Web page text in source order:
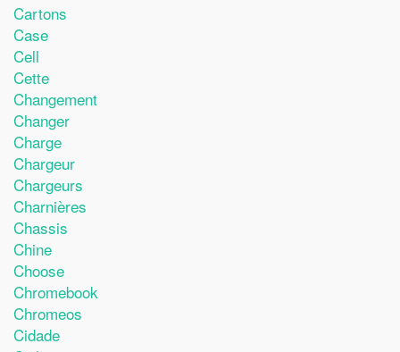
Cartons
Case
Cell
Cette
Changement
Changer
Charge
Chargeur
Chargeurs
Charnières
Chassis
Chine
Choose
Chromebook
Chromeos
Cidade